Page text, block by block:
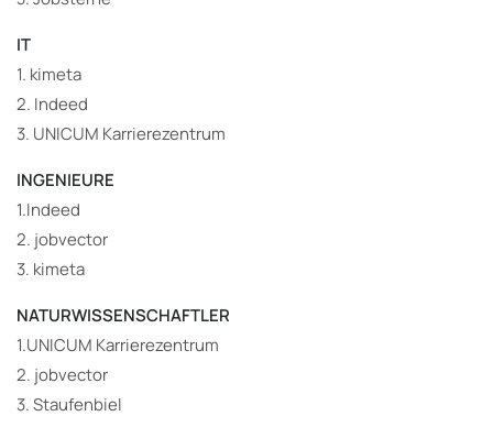
IT
1. kimeta
2. Indeed
3. UNICUM Karrierezentrum
INGENIEURE
1.Indeed
2. jobvector
3. kimeta
NATURWISSENSCHAFTLER
1.UNICUM Karrierezentrum
2. jobvector
3. Staufenbiel